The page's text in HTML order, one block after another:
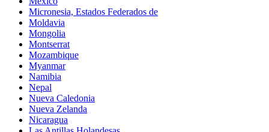
Micronesia, Estados Federados de
Moldavia
Mongolia
Montserrat
Mozambique
Myanmar
Namibia
Nepal
Nueva Caledonia
Nueva Zelanda
Nicaragua